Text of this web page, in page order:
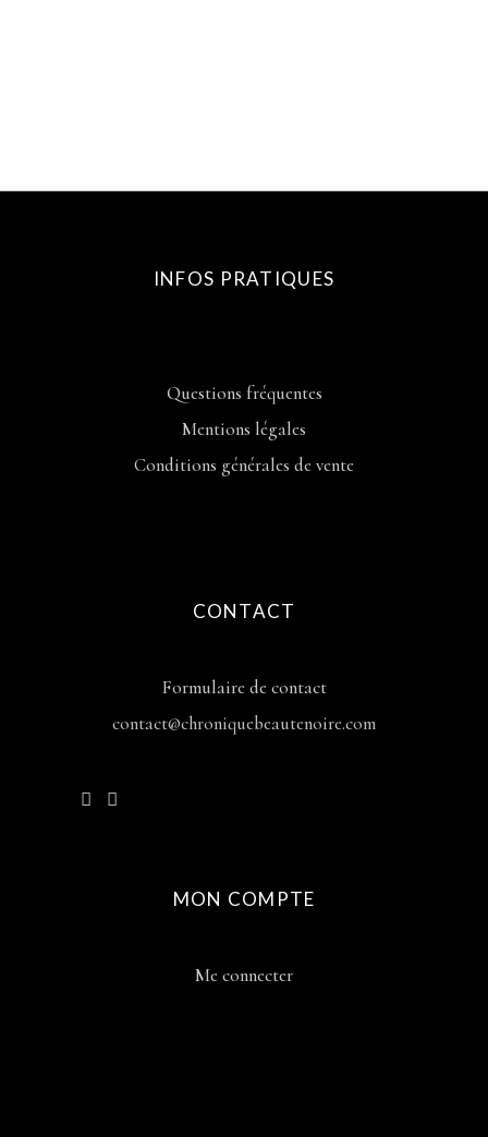
INFOS PRATIQUES
Questions fréquentes
Mentions légales
Conditions générales de vente
CONTACT
Formulaire de contact
contact@chroniquebeautenoire.com
MON COMPTE
Me connecter